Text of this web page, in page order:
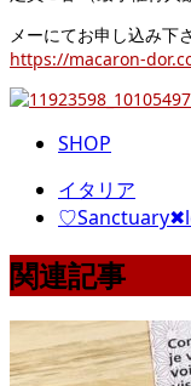
メーにてお申し込み下
https://macaron-
SHOP
イタリア
関連記事